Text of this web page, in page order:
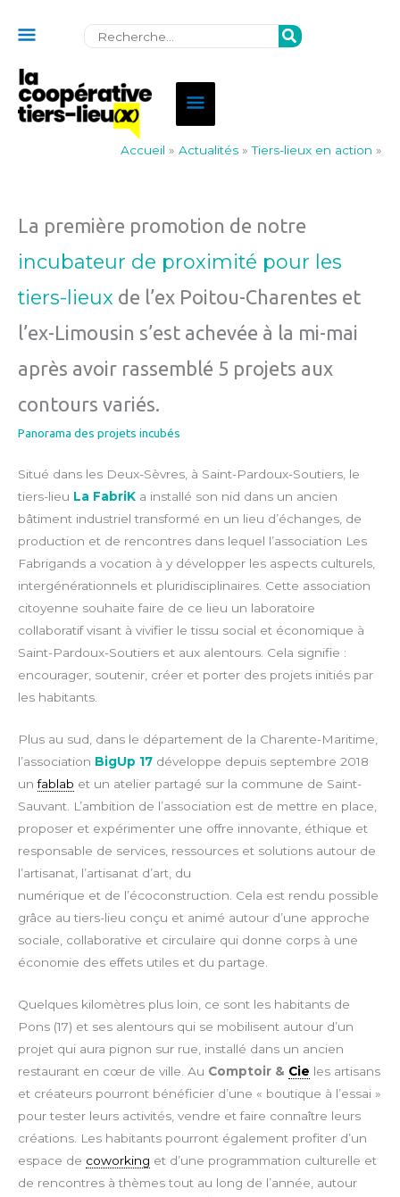
Rechercher:
de
l'en-
Menu
principal
Accueil » Actualités »Tiers-lieux en action »
La première promotion de notre
incubateur de proximité pour les
tiers-lieux de l’ex Poitou-Charentes et
l’ex-Limousin s’est achevée à la mi-mai
après avoir rassemblé 5 projets aux
contours variés.
Panorama des projets incubés
Situé dans les Deux-Sèvres, à Saint-Pardoux-Soutiers, le
tiers-lieu La FabriK a installé son nid dans un ancien
bâtiment industriel transformé en un lieu d’échanges, de
production et de rencontres dans lequel l’association Les
Fabrigands a vocation à y développer les aspects culturels,
intergénérationnels et pluridisciplinaires. Cette association
citoyenne souhaite faire de ce lieu un laboratoire
collaboratif visant à vivifier le tissu social et économique à
Saint-Pardoux-Soutiers et aux alentours. Cela signifie :
encourager, soutenir, créer et porter des projets initiés par
les habitants.
Plus au sud, dans le département de la Charente-Maritime,
l’association BigUp 17 développe depuis septembre 2018
unfablab et un atelier partagé sur la commune de Saint-
Sauvant. L’ambition de l’association est de mettre en place,
proposer et expérimenter une offre innovante, éthique et
responsable de services, ressources et solutions autour de
l’artisanat, l’artisanat d’art, du
numérique et de l’écoconstruction. Cela est rendu possible
grâce au tiers-lieu conçu et animé autour d’une approche
sociale, collaborative et circulaire qui donne corps à une
économie des effets utiles et du partage.
Quelques kilomètres plus loin, ce sont les habitants de
Pons (17) et ses alentours qui se mobilisent autour d’un
projet qui aura pignon sur rue, installé dans un ancien
restaurant en cœur de ville. Au Comptoir & Cie les artisans
et créateurs pourront bénéficier d’une « boutique à l’essai »
pour tester leurs activités, vendre et faire connaître leurs
créations. Les habitants pourront également profiter d’un
espace de coworking et d’une programmation culturelle et
de rencontres à thèmes tout au long de l’année, autour